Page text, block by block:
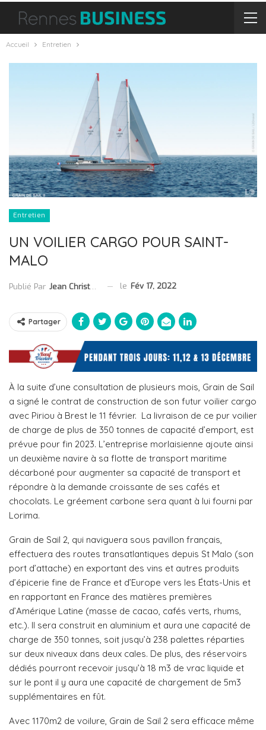
Accueil Entretien
Entretien
UN VOILIER CARGO POUR SAINT-
MALO
Publié Par Jean Christophe Collet le Fév 17, 2022
Partager
À la suite d’une consultation de plusieurs mois, Grain de Sail
a signé le contrat de construction de son futur voilier cargo
avec Piriou à Brest le 11 février. La livraison de ce pur voilier
de charge de plus de 350 tonnes de capacité d’emport, est
prévue pour fin 2023. L’entreprise morlaisienne ajoute ainsi
un deuxième navire à sa flotte de transport maritime
décarboné pour augmenter sa capacité de transport et
répondre à la demande croissante de ses cafés et
chocolats. Le gréement carbone sera quant à lui fourni par
Lorima.
Grain de Sail 2, qui naviguera sous pavillon français,
effectuera des routes transatlantiques depuis St Malo (son
port d’attache) en exportant des vins et autres produits
d’épicerie fine de France et d’Europe vers les États-Unis et
en rapportant en France des matières premières
d’Amérique Latine (masse de cacao, cafés verts, rhums,
etc.). Il sera construit en aluminium et aura une capacité de
charge de 350 tonnes, soit jusqu’à 238 palettes réparties
sur deux niveaux dans deux cales. De plus, des réservoirs
dédiés pourront recevoir jusqu’à 18 m3 de vrac liquide et
sur le pont il y aura une capacité de chargement de 5m3
supplémentaires en fût.
Avec 1170m2 de voilure, Grain de Sail 2 sera efficace même